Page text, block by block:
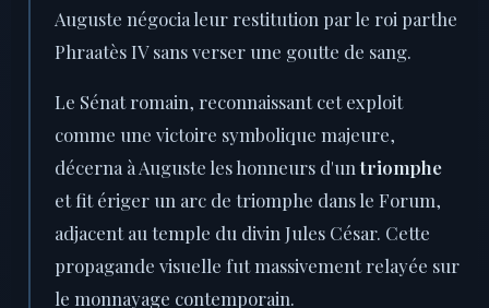
Auguste négocia leur restitution par le roi parthe
Phraatès IV sans verser une goutte de sang.
Le Sénat romain, reconnaissant cet exploit
comme une victoire symbolique majeure,
décerna à Auguste les honneurs d'untriomphe
et fit ériger un arc de triomphe dans le Forum,
adjacent au temple du divin Jules César. Cette
propagande visuelle fut massivement relayée sur
le monnayage contemporain.